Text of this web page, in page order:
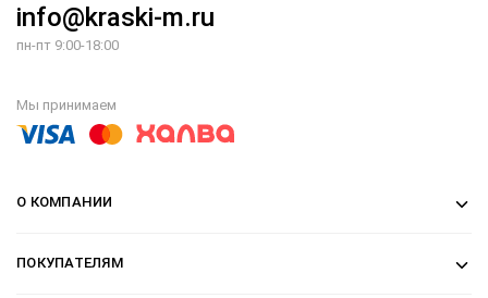
info@kraski-m.ru
пн-пт 9:00-18:00
Мы принимаем
О КОМПАНИИ
ПОКУПАТЕЛЯМ